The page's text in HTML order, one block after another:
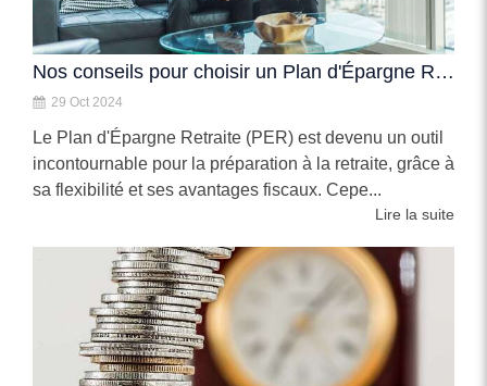
Nos conseils pour choisir un Plan d'Épargne Retraite (PER)
29 Oct 2024
Le Plan d'Épargne Retraite (PER) est devenu un outil
incontournable pour la préparation à la retraite, grâce à
sa flexibilité et ses avantages fiscaux. Cepe...
Lire la suite